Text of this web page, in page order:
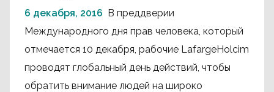
6 декабря, 2016 В преддверии
Международного дня прав человека, который
отмечается 10 декабря, рабочие LafargeHolcim
проводят глобальный день действий, чтобы
обратить внимание людей на широко